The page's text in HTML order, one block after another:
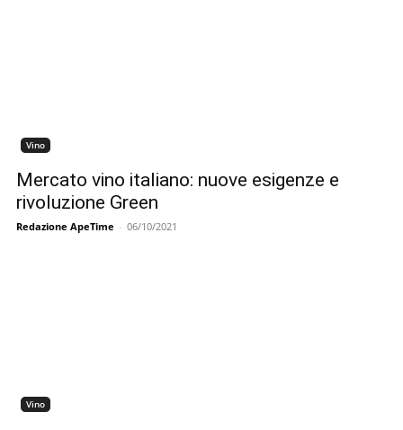
Vino
Mercato vino italiano: nuove esigenze e
rivoluzione Green
Redazione ApeTime - 06/10/2021
Vino